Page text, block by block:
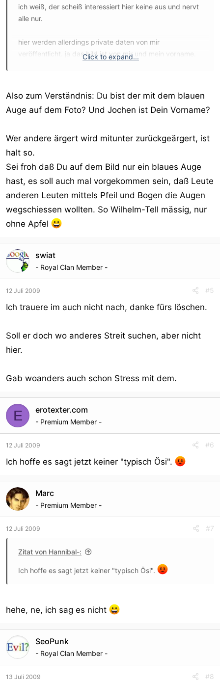
ich weiß, der scheiß interessiert hier keine aus und nervt
alle nur.
hier werden allerdings private daten von mir
veröffentlicht. ja das bild ist von mir und mein vorname.
Click to expand...
Also zum Verständnis: Du bist der mit dem blauen
Auge auf dem Foto? Und Jochen ist Dein Vorname?
Wer andere ärgert wird mitunter zurückgeärgert, ist
halt so.
Sei froh daß Du auf dem Bild nur ein blaues Auge
hast, es soll auch mal vorgekommen sein, daß Leute
anderen Leuten mittels Pfeil und Bogen die Augen
wegschiessen wollten. So Wilhelm-Tell mässig, nur
ohne Apfel
swiat
- Royal Clan Member -
12 Juli 2009 #5
Ich trauere im auch nicht nach, danke fürs löschen.
Soll er doch wo anderes Streit suchen, aber nicht
hier.
Gab woanders auch schon Stress mit dem.
E erotexter.com
- Premium Member -
12 Juli 2009 #6
Ich hoffe es sagt jetzt keiner "typisch Ösi".
Marc
- Premium Member -
12 Juli 2009 #7
Zitat von Hannibal-:
Ich hoffe es sagt jetzt keiner "typisch Ösi".
hehe, ne, ich sag es nicht
SeoPunk
- Royal Clan Member -
13 Juli 2009 #8